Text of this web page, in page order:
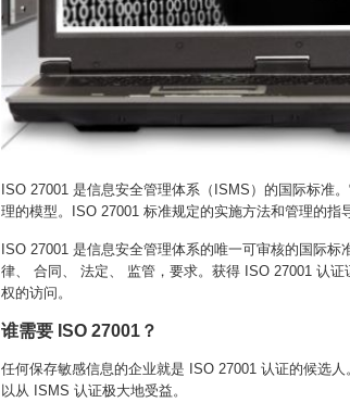
ISO 27001 是信息安全管理体系（ISMS）的国际标准
理的模型。ISO 27001 标准规定的实施方法和管理的指
ISO 27001 是信息安全管理体系的唯一可审核的国际
律、 合同、 法定、 监管，要求。获得 ISO 27001 认
权的访问。
谁需要 ISO 27001？
任何保存敏感信息的企业就是 ISO 27001 认证的候选
以从 ISMS 认证极大地受益。